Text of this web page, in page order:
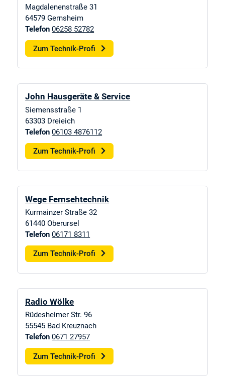
Magdalenenstraße 31
64579 Gernsheim
Telefon 06258 52782
Zum Technik-Profi
John Hausgeräte & Service
Siemensstraße 1
63303 Dreieich
Telefon 06103 4876112
Zum Technik-Profi
Wege Fernsehtechnik
Kurmainzer Straße 32
61440 Oberursel
Telefon 06171 8311
Zum Technik-Profi
Radio Wölke
Rüdesheimer Str. 96
55545 Bad Kreuznach
Telefon 0671 27957
Zum Technik-Profi